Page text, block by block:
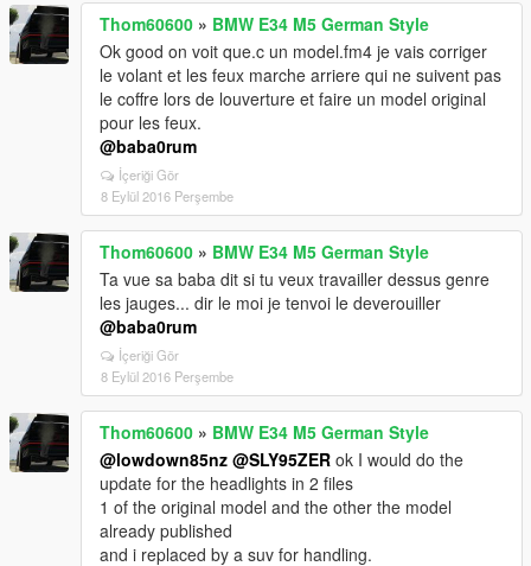
Thom60600 » BMW E34 M5 German Style
Ok good on voit que.c un model.fm4 je vais corriger
le volant et les feux marche arriere qui ne suivent pas
le coffre lors de louverture et faire un model original
pour les feux.
@baba0rum
İçeriği Gör
8 Eylül 2016 Perşembe
Thom60600 » BMW E34 M5 German Style
Ta vue sa baba dit si tu veux travailler dessus genre
les jauges... dir le moi je tenvoi le deverouiller
@baba0rum
İçeriği Gör
8 Eylül 2016 Perşembe
Thom60600 » BMW E34 M5 German Style
@lowdown85nz @SLY95ZER ok I would do the
update for the headlights in 2 files
1 of the original model and the other the model
already published
and i replaced by a suv for handling.